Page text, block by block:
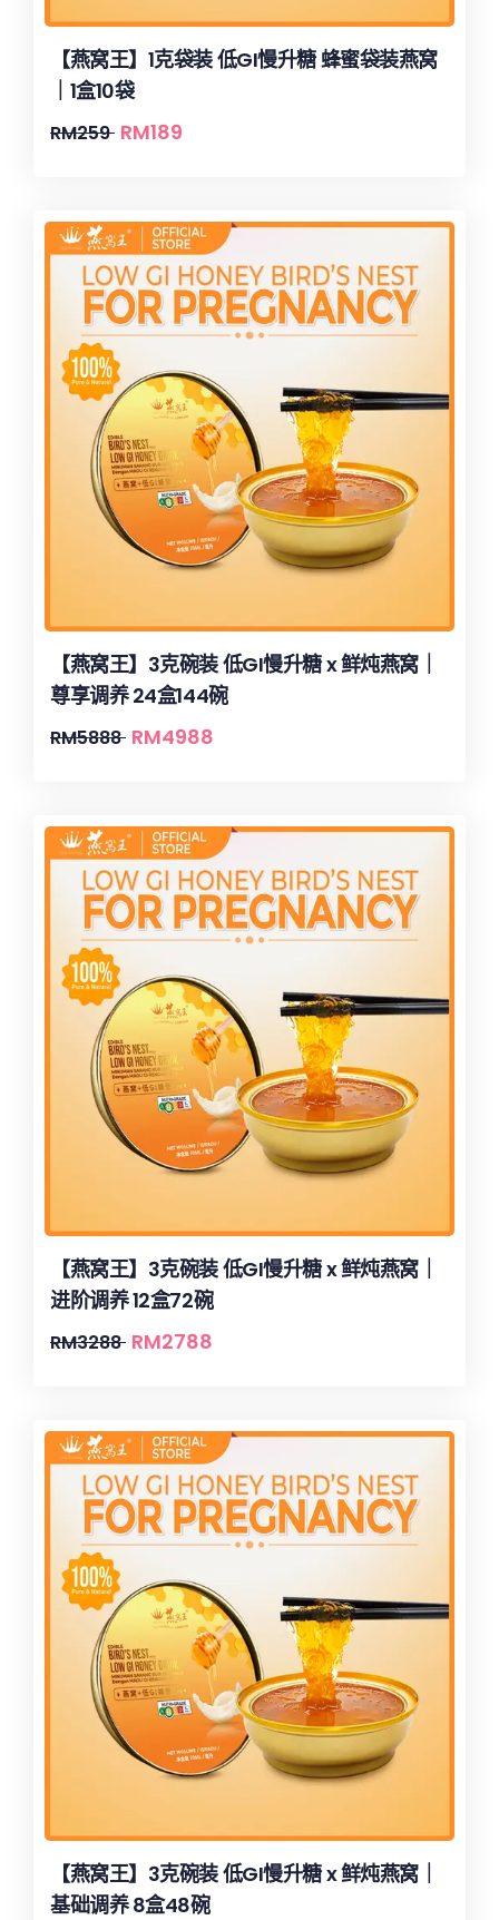
【燕窝王】1克袋装 低GI慢升糖 蜂蜜袋装燕窝
｜1盒10袋
RM259 RM189
【燕窝王】3克碗装 低GI慢升糖 x 鲜炖燕窝｜
尊享调养 24盒144碗
RM5888 RM4988
【燕窝王】3克碗装 低GI慢升糖 x 鲜炖燕窝｜
进阶调养 12盒72碗
RM3288 RM2788
【燕窝王】3克碗装 低GI慢升糖 x 鲜炖燕窝｜
基础调养 8盒48碗